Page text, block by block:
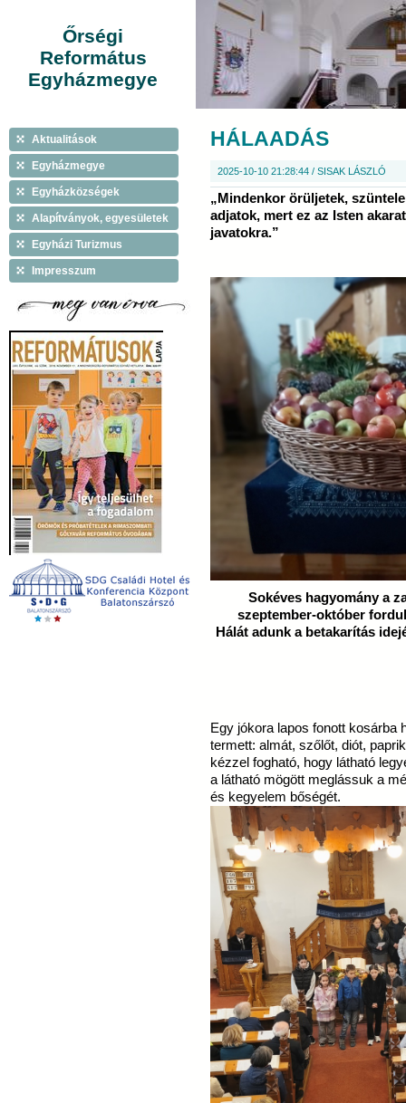
Őrségi
Református
Egyházmegye
Aktualitások
Egyházmegye
Egyházközségek
Alapítványok, egyesületek
Egyházi Turizmus
Impresszum
HÁLAADÁS
2025-10-10 21:28:44 / SISAK LÁSZLÓ
„Mindenkor örüljetek,
adjatok, mert ez az Isten
javatokra.”
Sokéves hagyomány a
szeptember-október
Hálát adunk a betakarítás
Egy jókora lapos fonott kosárba
termett: almát, szőlőt, diót,
kézzel fogható, hogy látható
a látható mögött meglássuk a
és kegyelem bőségét.